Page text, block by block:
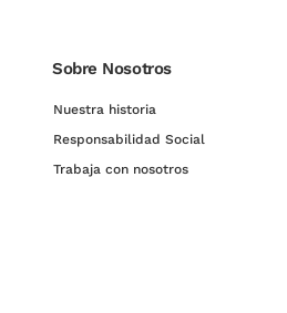
Sobre Nosotros
Nuestra historia
Responsabilidad Social
Trabaja con nosotros